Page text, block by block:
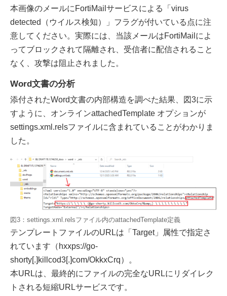
本画像のメールにFortiMailサービスによる「virus
detected（ウイルス検知）」フラグが付いている点に注
意してください。実際には、当該メールはFortiMailによ
ってブロックされて隔離され、受信者に配信されること
なく、攻撃は阻止されました。
Word文書の分析
添付されたWord文書の内部構造を調べた結果、図3に示
すように、オンラインattachedTemplate オプションが
settings.xml.relsファイルに含まれていることがわかりま
した。
図3：settings.xml.relsファイル内のattachedTemplate定義
テンプレートファイルのURLは「Target」属性で指定さ
れています（hxxps://go-
shorty[.]killcod3[.]com/OkkxCrq）。
本URLは、最終的にファイルの完全なURLにリダイレク
トされる短縮URLサービスです。